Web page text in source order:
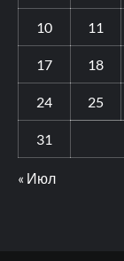
10 11
17 18
24 25
31
« Июл